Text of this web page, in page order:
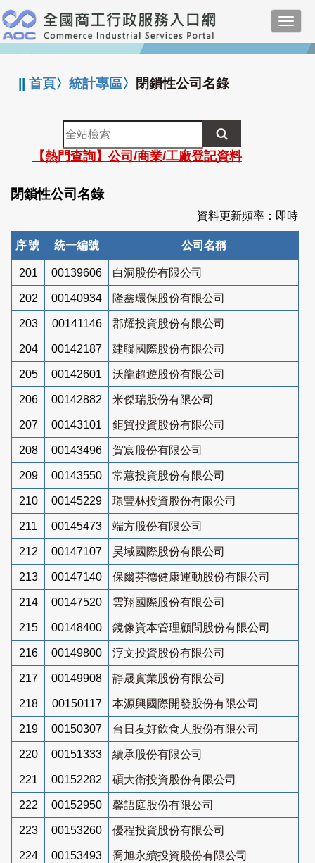
跳
到
主
要
:::
||首頁〉統計專區〉 閉鎖性公司名錄
全
站
檢
索
【熱門查詢】公司/商業/工廠登記資料
閉鎖性公司名錄
資料更新頻率：即時
序號 統一編號 公司名稱
201 00139606 白洞股份有限公司
202 00140934 隆鑫環保股份有限公司
203 00141146 郡耀投資股份有限公司
204 00142187 建聯國際股份有限公司
205 00142601 沃龍超遊股份有限公司
206 00142882 米傑瑞股份有限公司
207 00143101 鉅貿投資股份有限公司
208 00143496 賀宸股份有限公司
209 00143550 常蕙投資股份有限公司
210 00145229 璟豐林投資股份有限公司
211 00145473 端方股份有限公司
212 00147107 昊域國際股份有限公司
213 00147140 保爾芬德健康運動股份有限公司
214 00147520 雲翔國際股份有限公司
215 00148400 鏡像資本管理顧問股份有限公司
216 00149800 淳文投資股份有限公司
217 00149908 靜晟實業股份有限公司
218 00150117 本源興國際開發股份有限公司
219 00150307 台日友好飲食人股份有限公司
220 00151333 續承股份有限公司
221 00152282 碩大衛投資股份有限公司
222 00152950 馨語庭股份有限公司
223 00153260 優程投資股份有限公司
224 00153493 喬旭永續投資股份有限公司